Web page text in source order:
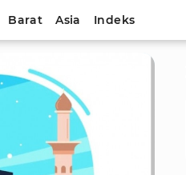
Barat Asia Indeks